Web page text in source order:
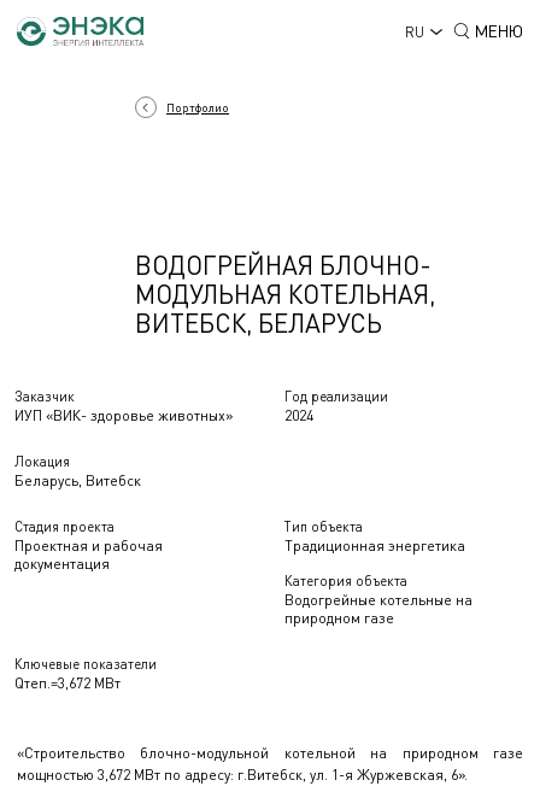
RU МЕНЮ
Заказчик
ИУП «ВИК- здоровье животных»
Год реализации
2024
Локация
Беларусь, Витебск
Стадия проекта
Проектная и рабочая
документация
Тип объекта
Традиционная энергетика
Категория объекта
Водогрейные котельные на
природном газе
Ключевые показатели
Qтеп.=3,672 МВт
Портфолио
ВОДОГРЕЙНАЯ БЛОЧНО-
МОДУЛЬНАЯ КОТЕЛЬНАЯ,
ВИТЕБСК, БЕЛАРУСЬ
«Строительство блочно-модульной котельной на природном газе
мощностью 3,672 МВт по адресу: г.Витебск, ул. 1-я Журжевская, 6».